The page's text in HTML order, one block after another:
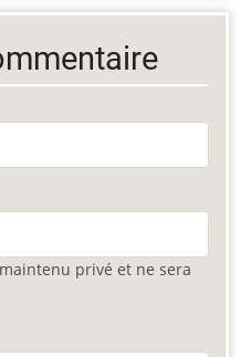
privé et ne sera